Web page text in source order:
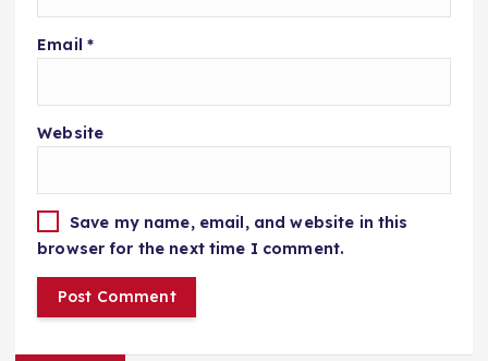
Email *
Website
Save my name, email, and website in this
browser for the next time I comment.